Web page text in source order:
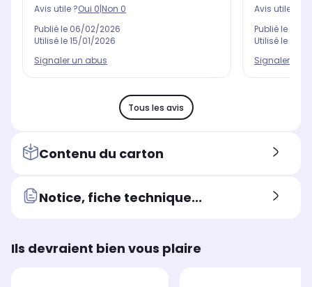
Avis utile ?Oui 0 Non 0
Publié le 06/02/2026
Utilisé le15/01/2026
Signaler un abus
Avis utile ?
Publié le
Utilisé le
Signaler un
Tous les avis
Contenu du carton
Notice, fiche technique...
Ils devraient bien vous plaire